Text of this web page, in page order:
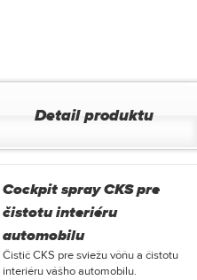
Detail produktu
Cockpit spray CKS pre
čistotu interiéru
automobilu
Čistič CKS pre sviežu vôňu a čistotu
interiéru vášho automobilu.